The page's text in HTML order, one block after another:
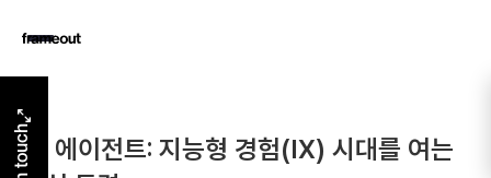
AI 에이전트: 지능형 경험(IX) 시대를 여는